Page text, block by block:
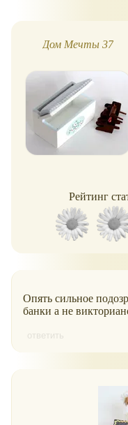
Дом Мечты 37
Рейтинг
Опять сильное
банки а не
ответить